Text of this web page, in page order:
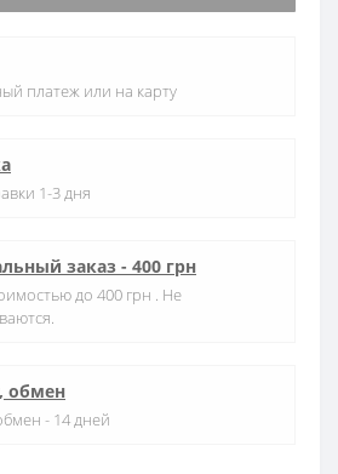
платеж или на карту
1-3 дня
заказ - 400 грн
до 400 грн . Не
обмен
- 14 дней